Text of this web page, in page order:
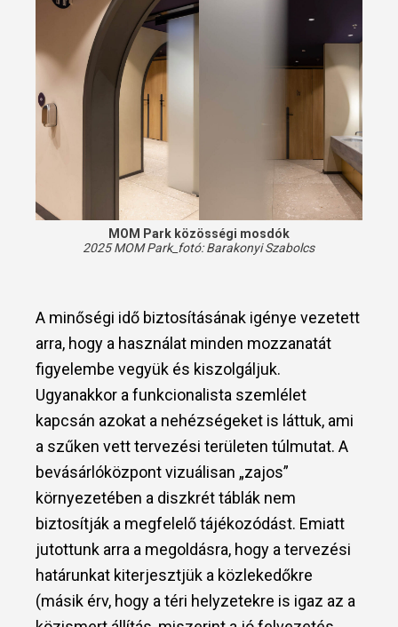
MOM Park közösségi mosdók
2025 MOM Park_fotó:Barakonyi Szabolcs
A minőségi idő biztosításának igénye vezetett
arra, hogy a használat minden mozzanatát
figyelembe vegyük és kiszolgáljuk.
Ugyanakkor a funkcionalista szemlélet
kapcsán azokat a nehézségeket is láttuk, ami
a szűken vett tervezési területen túlmutat. A
bevásárlóközpont vizuálisan „zajos”
környezetében a diszkrét táblák nem
biztosítják a megfelelő tájékozódást. Emiatt
jutottunk arra a megoldásra, hogy a tervezési
határunkat kiterjesztjük a közlekedőkre
(másik érv, hogy a téri helyzetekre is igaz az a